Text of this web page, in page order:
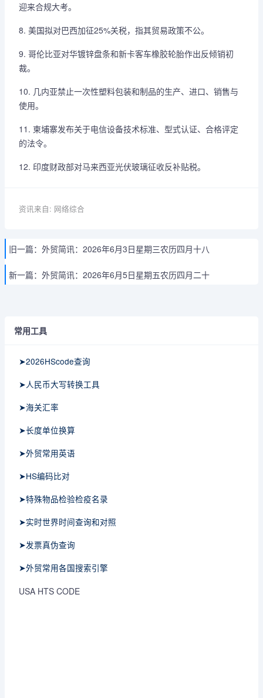
迎来合规大考。
8. 美国拟对巴西加征25%关税，指其贸易政策不公。
9. 哥伦比亚对华镀锌盘条和新卡客车橡胶轮胎作出反倾销初
裁。
10. 几内亚禁止一次性塑料包装和制品的生产、进口、销售与
使用。
11. 柬埔寨发布关于电信设备技术标准、型式认证、合格评定
的法令。
12. 印度财政部对马来西亚光伏玻璃征收反补贴税。
资讯来自: 网络综合
旧一篇： 外贸简讯：2026年6月3日星期三农历四月十八
新一篇： 外贸简讯：2026年6月5日星期五农历四月二十
常用工具
➤2026HScode查询
➤人民币大写转换工具
➤海关汇率
➤长度单位换算
➤外贸常用英语
➤HS编码比对
➤特殊物品检验检疫名录
➤实时世界时间查询和对照
➤发票真伪查询
➤外贸常用各国搜索引擎
USA HTS CODE